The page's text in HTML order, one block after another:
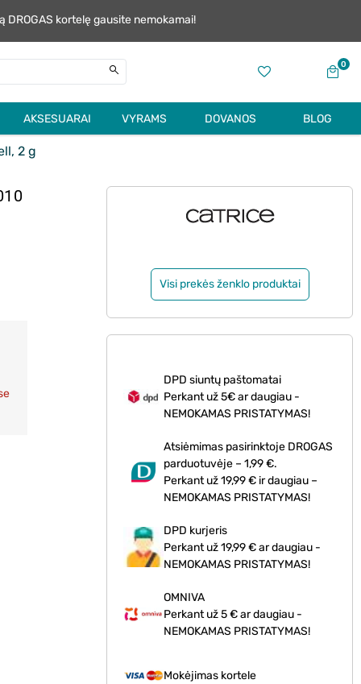
kortelę gausite nemokamai!
0
AKSESUARAI VYRAMS DOVANOS BLOG
2 g
Visi prekės ženklo produktai
DPD siuntų paštomatai
Perkant už 5€ ar daugiau -
NEMOKAMAS PRISTATYMAS!
Atsiėmimas pasirinktoje DROGAS
parduotuvėje – 1,99 €.
Perkant už 19,99 € ir daugiau –
NEMOKAMAS PRISTATYMAS!
DPD kurjeris
Perkant už 19,99 € ar daugiau -
NEMOKAMAS PRISTATYMAS!
OMNIVA
Perkant už 5 € ar daugiau -
NEMOKAMAS PRISTATYMAS!
Mokėjimas kortele